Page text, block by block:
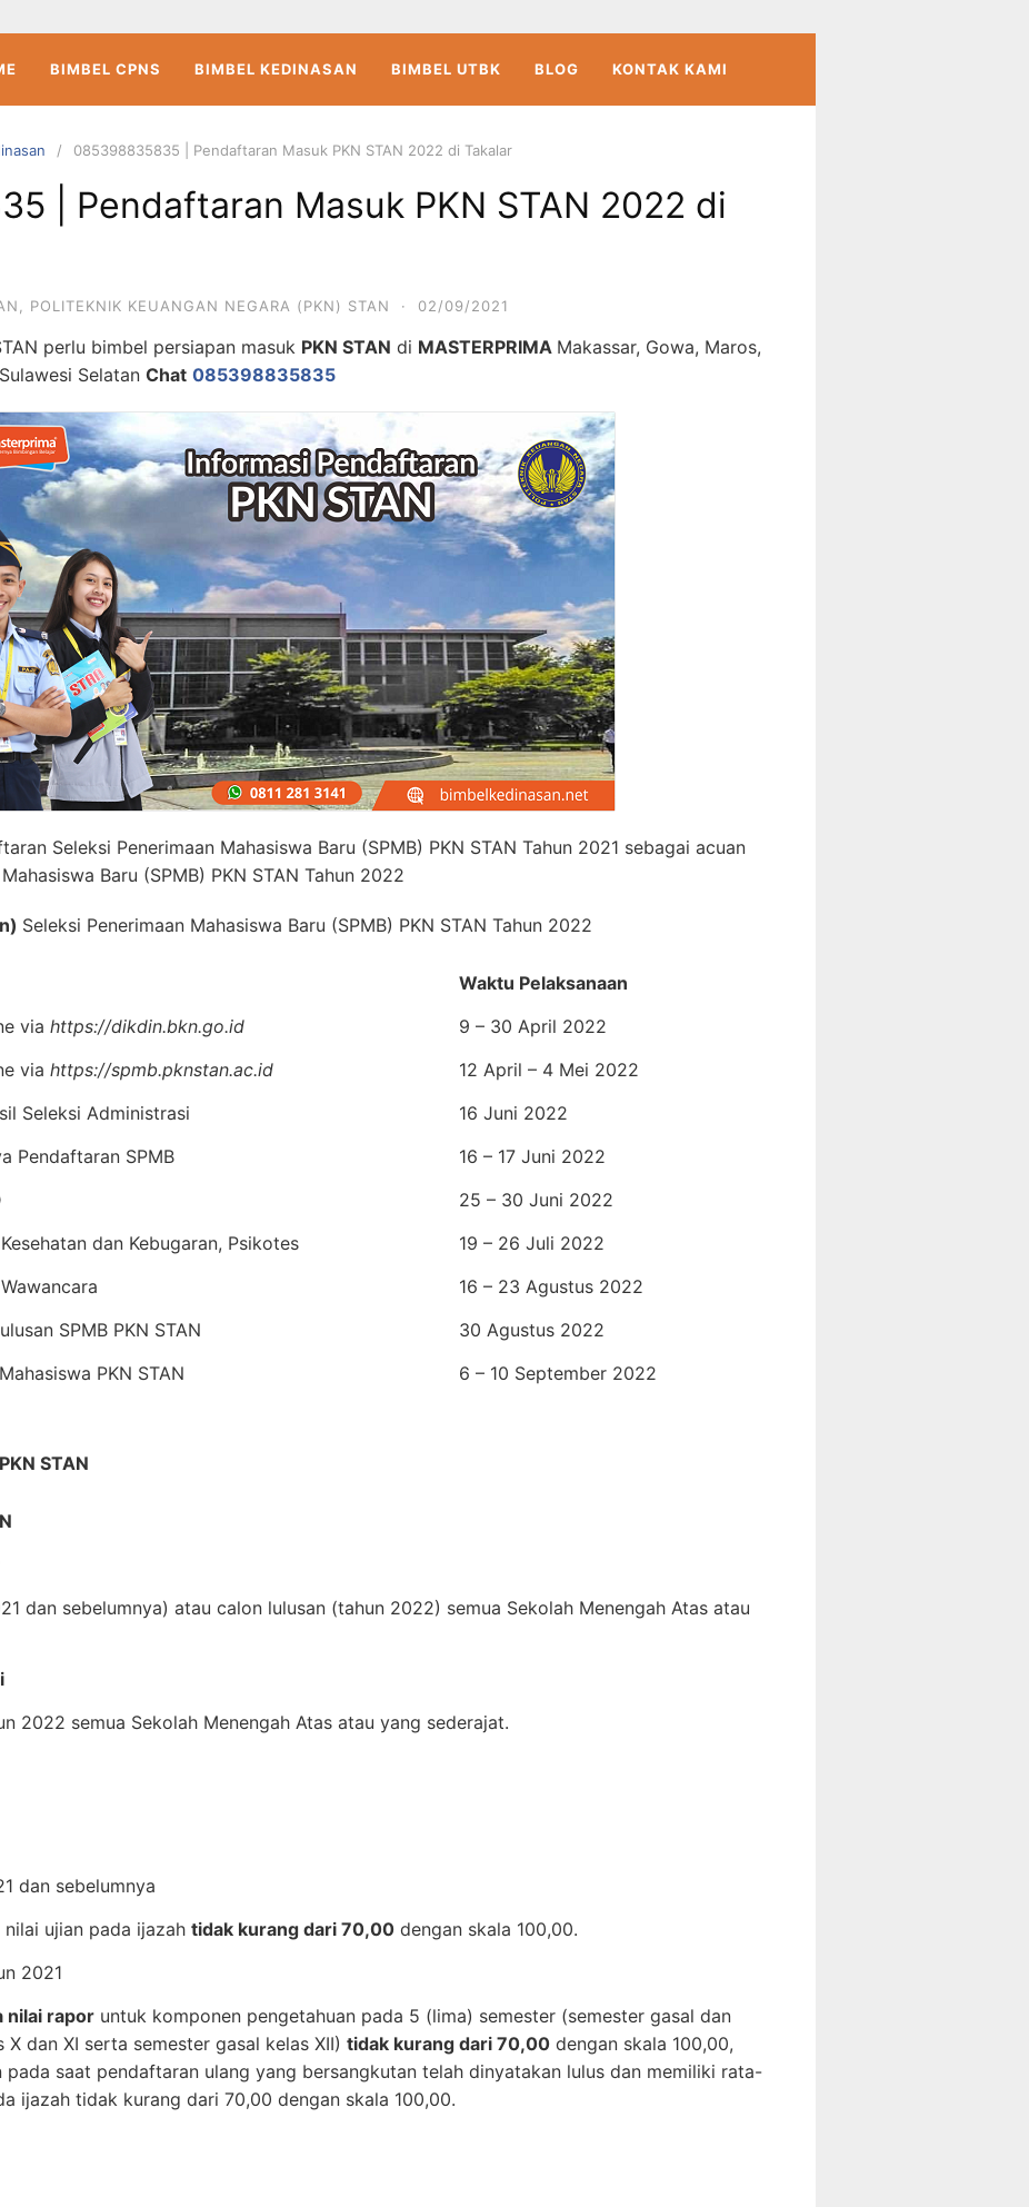
BIMBEL CPNS BIMBEL KEDINASAN BIMBEL UTBK BLOG KONTAK KAMI
085398835835 | Pendaftaran Masuk PKN STAN 2022 di Takalar
| Pendaftaran Masuk PKN STAN 2022 di
POLITEKNIK KEUANGAN NEGARA (PKN) STAN · 02/09/2021
perlu bimbel persiapan masuk PKN STAN di MASTERPRIMA Makassar, Gowa, Maros,
Selatan Chat 085398835835
Seleksi Penerimaan Mahasiswa Baru (SPMB) PKN STAN Tahun 2021 sebagai acuan
Baru (SPMB) PKN STAN Tahun 2022
Seleksi Penerimaan Mahasiswa Baru (SPMB) PKN STAN Tahun 2022
Waktu Pelaksanaan
via https://dikdin.bkn.go.id
9 – 30 April 2022
via https://spmb.pknstan.ac.id
12 April – 4 Mei 2022
Seleksi Administrasi
16 Juni 2022
Pendaftaran SPMB
16 – 17 Juni 2022
25 – 30 Juni 2022
dan Kebugaran, Psikotes
19 – 26 Juli 2022
16 – 23 Agustus 2022
SPMB PKN STAN
30 Agustus 2022
PKN STAN 6 – 10 September 2022
STAN
dan sebelumnya) atau calon lulusan (tahun 2022) semua Sekolah Menengah Atas atau
2022 semua Sekolah Menengah Atas atau yang sederajat.
dan sebelumnya
ujian pada ijazah tidak kurang dari 70,00 dengan skala 100,00.
2021
nilai rapor untuk komponen pengetahuan pada 5 (lima) semester (semester gasal dan
dan XI serta semester gasal kelas XII) tidak kurang dari 70,00 dengan skala 100,00,
pada saat pendaftaran ulang yang bersangkutan telah dinyatakan lulus dan memiliki rata-
ijazah tidak kurang dari 70,00 dengan skala 100,00.